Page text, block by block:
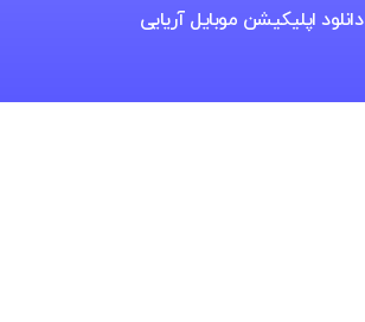
دانلود اپلیکیشن موبایل آریایی